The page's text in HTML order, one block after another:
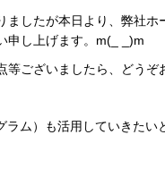
ましたが本日より、弊社
申し上げます。m(_ _)m
等ございましたら、どうぞ
ラム）も活用していきた